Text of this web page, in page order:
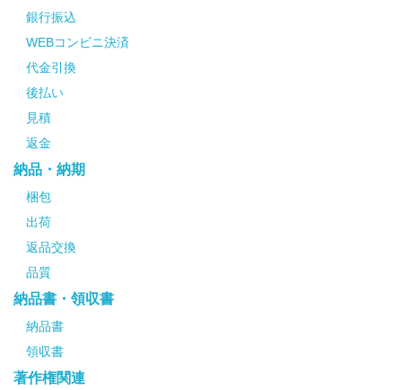
銀行振込
WEBコンビニ決済
代金引換
後払い
見積
返金
納品・納期
梱包
出荷
返品交換
品質
納品書・領収書
納品書
領収書
著作権関連